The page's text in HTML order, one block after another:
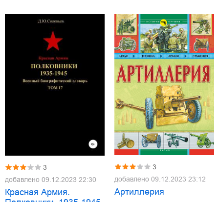
3
добавлено 09.12.2023 22:30
Красная Армия.
3
добавлено 09.12.2023 23:12
Артиллерия